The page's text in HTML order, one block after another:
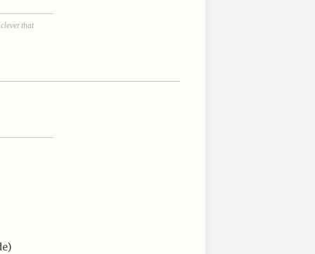
that